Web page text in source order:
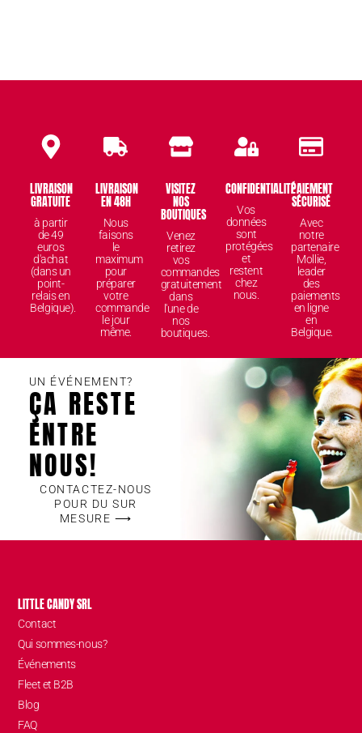
LIVRAISON
GRATUITE
à partir
de 49
euros
d'achat
(dans un
point-
relais en
Belgique).
LIVRAISON
EN 48H
Nous
faisons
le
maximum
pour
préparer
votre
commande
le jour
même.
VISITEZ
NOS
BOUTIQUES
Venez
retirez
vos
commandes
gratuitement
dans
l'une de
nos
boutiques.
CONFIDENTIALITÉ
Vos
données
sont
protégées
et
restent
chez
nous.
PAIEMENT
SÉCURISÉ
Avec
notre
partenaire
Mollie,
leader
des
paiements
en ligne
en
Belgique.
UN ÉVÉNEMENT?
ÇA RESTE
ENTRE
NOUS!
CONTACTEZ-NOUS
POUR DU SUR
MESURE ⟶
LITTLE CANDY SRL
Contact
Qui sommes-nous?
Événements
Fleet et B2B
Blog
FAQ